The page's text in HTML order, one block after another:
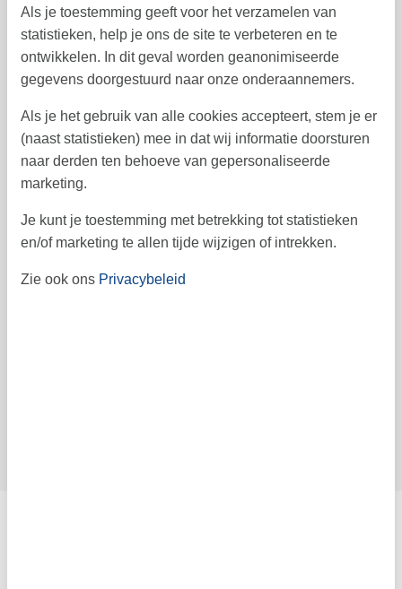
Vroegtijdig boeken
Wil je vrijblijvend vroegtijdig boeken?
Vroegtijdig boeken
Vrij Bezet Aankomst mogelijk
Aankomst
Als je toestemming geeft voor het verzamelen van
statistieken, help je ons de site te verbeteren en te
ontwikkelen. In dit geval worden geanonimiseerde
gegevens doorgestuurd naar onze onderaannemers.
Als je het gebruik van alle cookies accepteert, stem je er
(naast statistieken) mee in dat wij informatie doorsturen
naar derden ten behoeve van gepersonaliseerde
marketing.
Je kunt je toestemming met betrekking tot statistieken
en/of marketing te allen tijde wijzigen of intrekken.
Zie ook ons Privacybeleid